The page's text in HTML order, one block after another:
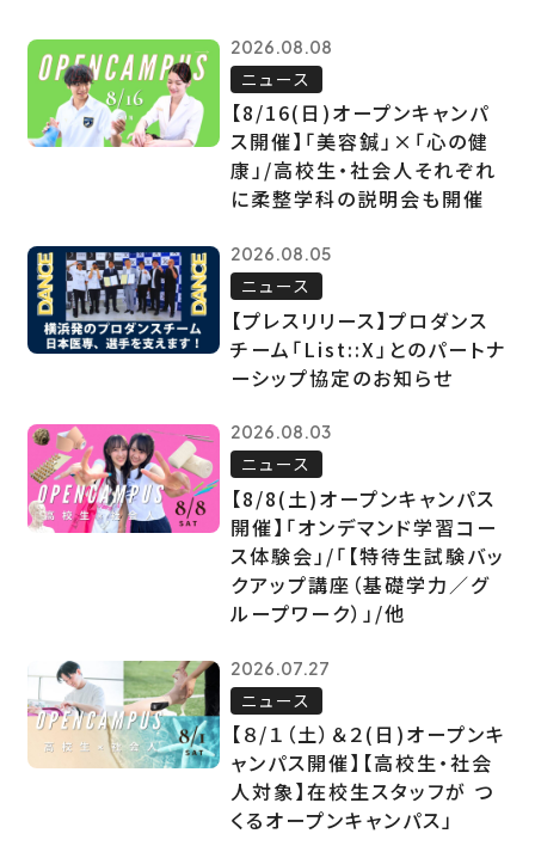
2026.08.08
ニュース
【8/16(日)オープンキャンパ
ス開催】「美容鍼」×「心の健
康」/高校生・社会人それぞれ
に柔整学科の説明会も開催
2026.08.05
ニュース
【プレスリリース】プロダンス
チーム「List::X」とのパートナ
ーシップ協定のお知らせ
2026.08.03
ニュース
【8/8(土)オープンキャンパス
開催】「オンデマンド学習コー
ス体験会」/「【特待生試験バッ
クアップ講座（基礎学力／グ
ループワーク）」/他
2026.07.27
ニュース
【８/１（土）＆２(日)オープンキ
ャンパス開催】【高校生・社会
人対象】在校生スタッフが つ
くるオープンキャンパス」